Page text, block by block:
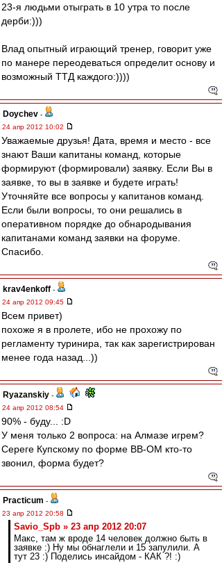
23-я людьми отыграть в 10 утра то после
дерби:)))
Влад опытный играющий тренер, говорит уже
по манере переодеваться определит основу и
возможный ТТД каждого:))))
Doychev -
24 апр 2012 10:02
Уважаемые друзья! Дата, время и место - все
знают Ваши капитаны команд, которые
формируют (формировали) заявку. Если Вы в
заявке, то вы в заявке и будете играть!
Уточняйте все вопросы у капитанов команд.
Если были вопросы, то они решались в
оперативном порядке до обнародывания
капитанами команд заявки на форуме.
Спасибо.
krav4enkoff -
24 апр 2012 09:45
Всем привет)
похоже я в пролете, ибо не прохожу по
регламенту туринира, так как зарегистрирован
менее года назад...))
Ryazanskiy -
24 апр 2012 08:54
90% - буду... :D
У меня только 2 вопроса: на Алмазе игрем?
Сереге Купскому по форме ВВ-ОМ кто-то
звонил, форма будет?
Practicum -
23 апр 2012 20:58
Savio_Spb » 23 апр 2012 20:07
Макс, там ж вроде 14 человек должно быть в
заявке :) Ну мы обнаглели и 15 запулили. А
тут 23 :) Поделись инсайдом - КАК ?! :)